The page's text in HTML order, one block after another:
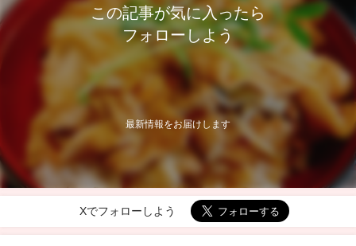
この記事が気に入ったら
フォローしよう
最新情報をお届けします
Xでフォローしよう